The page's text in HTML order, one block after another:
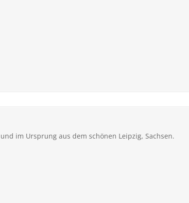
im Ursprung aus dem schönen Leipzig, Sachsen.